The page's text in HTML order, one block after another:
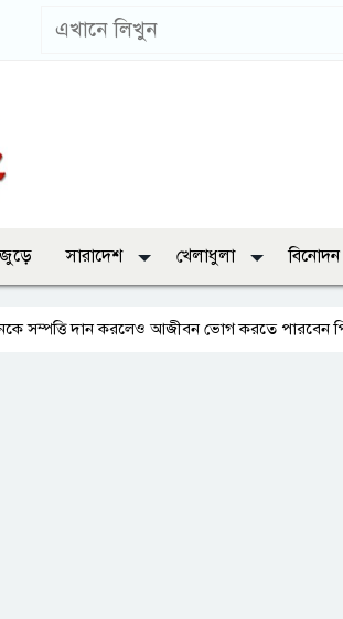
জুড়ে সারাদেশ খেলাধুলা বিনোদন
দান করলেও আজীবন ভোগ করতে পারবেন পিতা-মাতা